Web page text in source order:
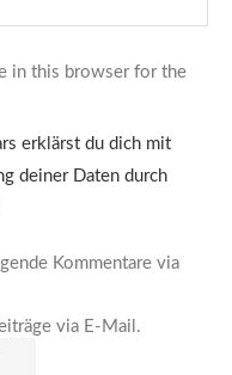
in this browser for the
erklärst du dich mit
deiner Daten durch
Kommentare via
via E-Mail.